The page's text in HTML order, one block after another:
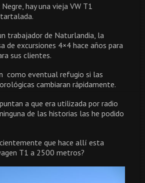
hay una vieja VW T1
trabajador de Naturlandia, la
de excursiones 4×4 hace años para
sus clientes.
como eventual refugio si las
cambiaran rápidamente.
a que era utilizada por radio
de las historias las he podido
que hace allí esta
T1 a 2500 metros?